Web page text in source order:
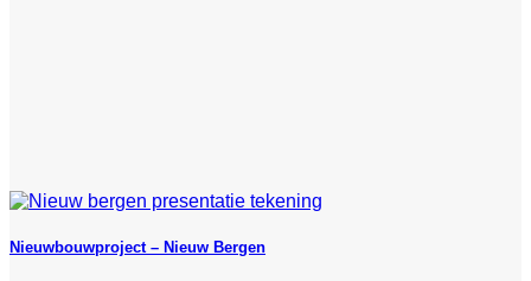
Nieuwbouwproject – Nieuw Bergen